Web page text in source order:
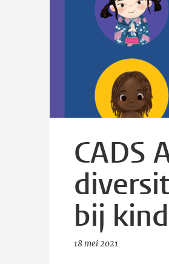
CADS
bij
18 mei 2021